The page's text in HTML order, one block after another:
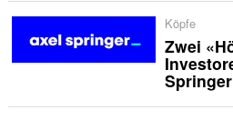
Köpfe
Zwei
Springer